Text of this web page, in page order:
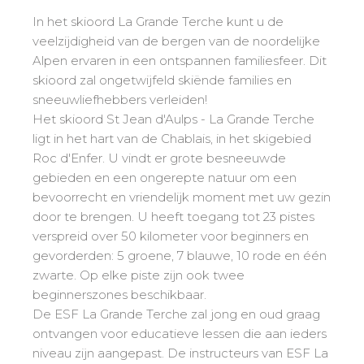
Savoie 83
Haute-Savoie
Isère 17
Zuiden van de Alpen 33
Pyreneeën 20
Jura 6
Corsica 1
Tieners en volwassenen
Alle niveaus
Prestaties
Zij aa zij staan met concurrenten
Tests freestyle
Kinderen en tieners
Voor alle "riders"
Onze kwalificaties
Savoir-faire esf
75 jaar ervaring
Challenge des moniteurs
Nordic Skiercross
Les résultats par épreuves
Bank Slalom Boarder
Les résultats par épreuves
Qualification Stagiaires
Les résultats par épreuves
In het skioord La Grande Terche kunt u de
veelzijdigheid van de bergen van de noordelijke
Alpen ervaren in een ontspannen familiesfeer. Dit
skioord zal ongetwijfeld skiënde families en
sneeuwliefhebbers verleiden!
Het skioord St Jean d'Aulps - La Grande Terche
ligt in het hart van de Chablais, in het skigebied
Roc d'Enfer. U vindt er grote besneeuwde
gebieden en een ongerepte natuur om een
bevoorrecht en vriendelijk moment met uw gezin
door te brengen. U heeft toegang tot 23 pistes
verspreid over 50 kilometer voor beginners en
gevorderden: 5 groene, 7 blauwe, 10 rode en één
zwarte. Op elke piste zijn ook twee
beginnerszones beschikbaar.
De ESF La Grande Terche zal jong en oud graag
ontvangen voor educatieve lessen die aan ieders
niveau zijn aangepast. De instructeurs van ESF La